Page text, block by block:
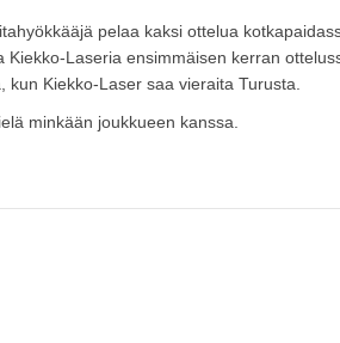
pelaa kaksi ottelua
Laseria ensimmäisen kerran
Kiekko-Laser saa vieraita Turusta.
minkään joukkueen kanssa.